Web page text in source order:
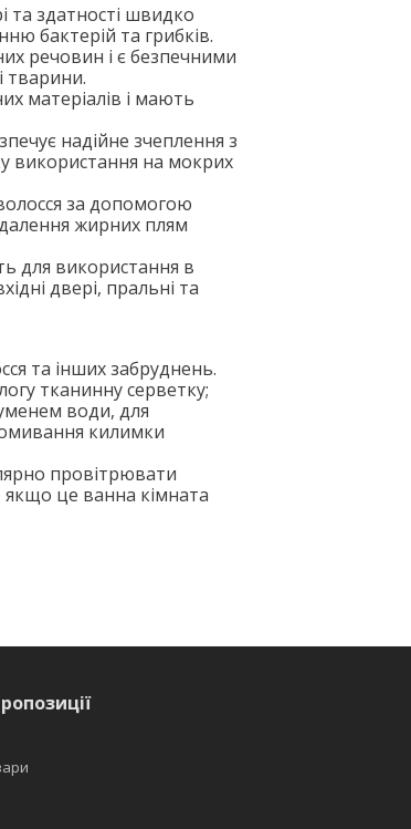
та здатності швидко
бактерій та грибків.
речовин і є безпечними
тварини.
матеріалів і мають
надійне зчеплення з
використання на мокрих
за допомогою
жирних плям
для використання в
двері, пральні та
та інших забруднень.
тканинну серветку;
води, для
килимки
провітрювати
це ванна кімната